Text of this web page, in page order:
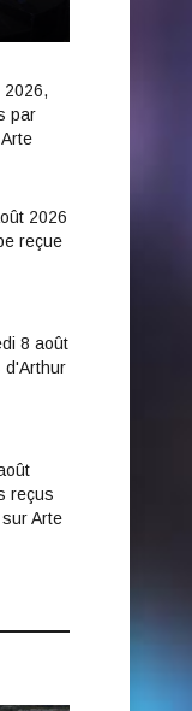
2026,
par
2026
reçue
8 août
d'Arthur
reçus
Arte